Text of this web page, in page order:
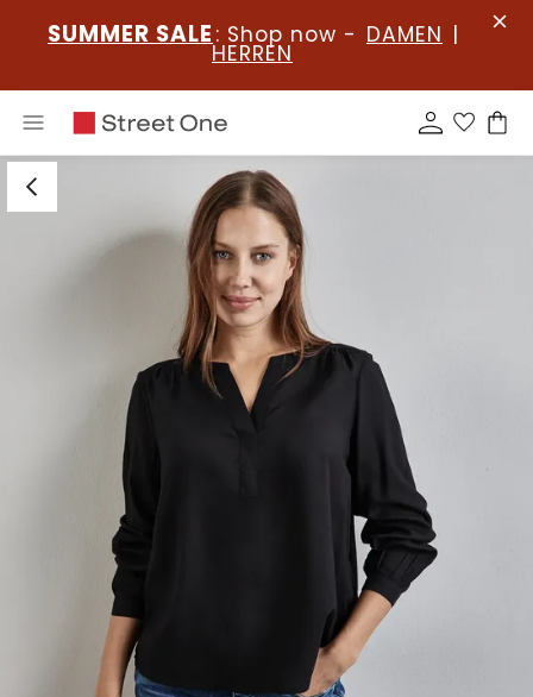
SUMMER SALE : Shop now - DAMEN |
HERREN